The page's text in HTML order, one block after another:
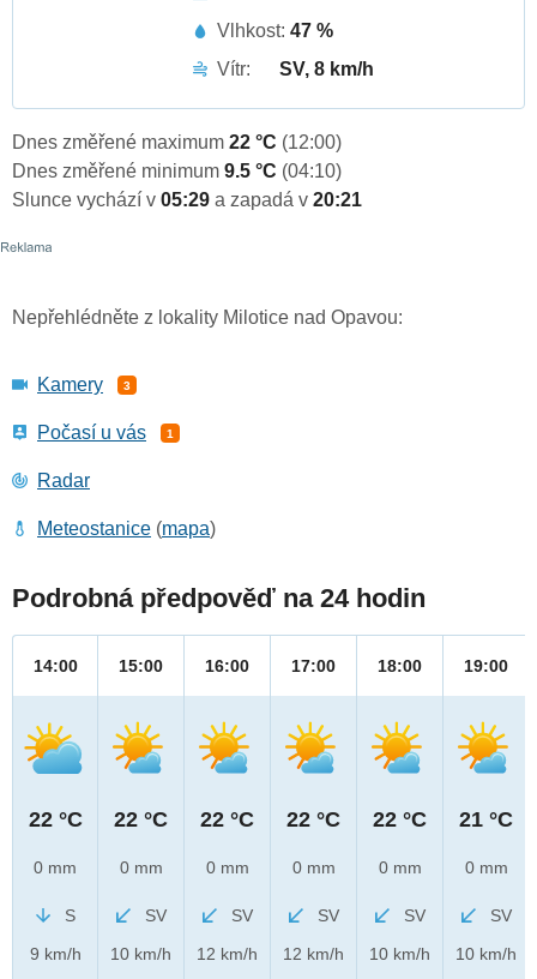
Vlhkost: 47 %
Vítr:
SV, 8 km/h
Dnes změřené maximum 22 °C (12:00)
Dnes změřené minimum 9.5 °C (04:10)
Slunce vychází v 05:29 a zapadá v 20:21
Nepřehlédněte z lokality Milotice nad Opavou:
Kamery 3
Počasí u vás 1
Radar
Meteostanice (mapa)
Podrobná předpověď na 24 hodin
14:00
22 °C
0 mm
S
9 km/h
15:00
22 °C
0 mm
SV
10 km/h
16:00
22 °C
0 mm
SV
12 km/h
17:00
22 °C
0 mm
SV
12 km/h
18:00
22 °C
0 mm
SV
10 km/h
19:00
21 °C
0 mm
SV
10 km/h